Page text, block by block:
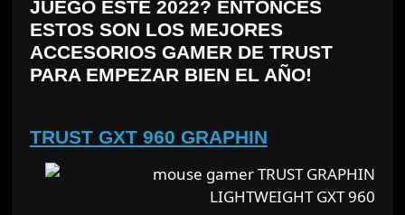
JUEGO ESTE 2022? ENTONCES
ESTOS SON LOS MEJORES
ACCESORIOS GAMER DE TRUST
PARA EMPEZAR BIEN EL AÑO!
TRUST GXT 960 GRAPHIN